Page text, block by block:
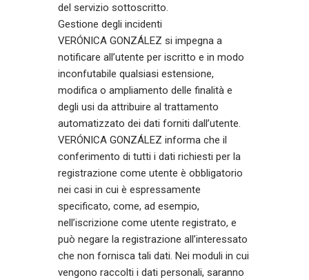
del servizio sottoscritto.
Gestione degli incidenti
VERÓNICA GONZÁLEZ si impegna a
notificare all’utente per iscritto e in modo
inconfutabile qualsiasi estensione,
modifica o ampliamento delle finalità e
degli usi da attribuire al trattamento
automatizzato dei dati forniti dall’utente.
VERÓNICA GONZÁLEZ informa che il
conferimento di tutti i dati richiesti per la
registrazione come utente è obbligatorio
nei casi in cui è espressamente
specificato, come, ad esempio,
nell’iscrizione come utente registrato, e
può negare la registrazione all’interessato
che non fornisca tali dati. Nei moduli in cui
vengono raccolti i dati personali, saranno